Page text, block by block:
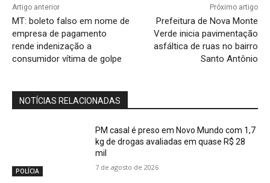
Artigo anterior
MT: boleto falso em nome de
empresa de pagamento
rende indenização a
consumidor vítima de golpe
Próximo artigo
Prefeitura de Nova Monte
Verde inicia pavimentação
asfáltica de ruas no bairro
Santo Antônio
NOTÍCIAS RELACIONADAS
POLÍCIA
PM casal é preso em Novo Mundo com 1,7
kg de drogas avaliadas em quase R$ 28
mil
7 de agosto de 2026